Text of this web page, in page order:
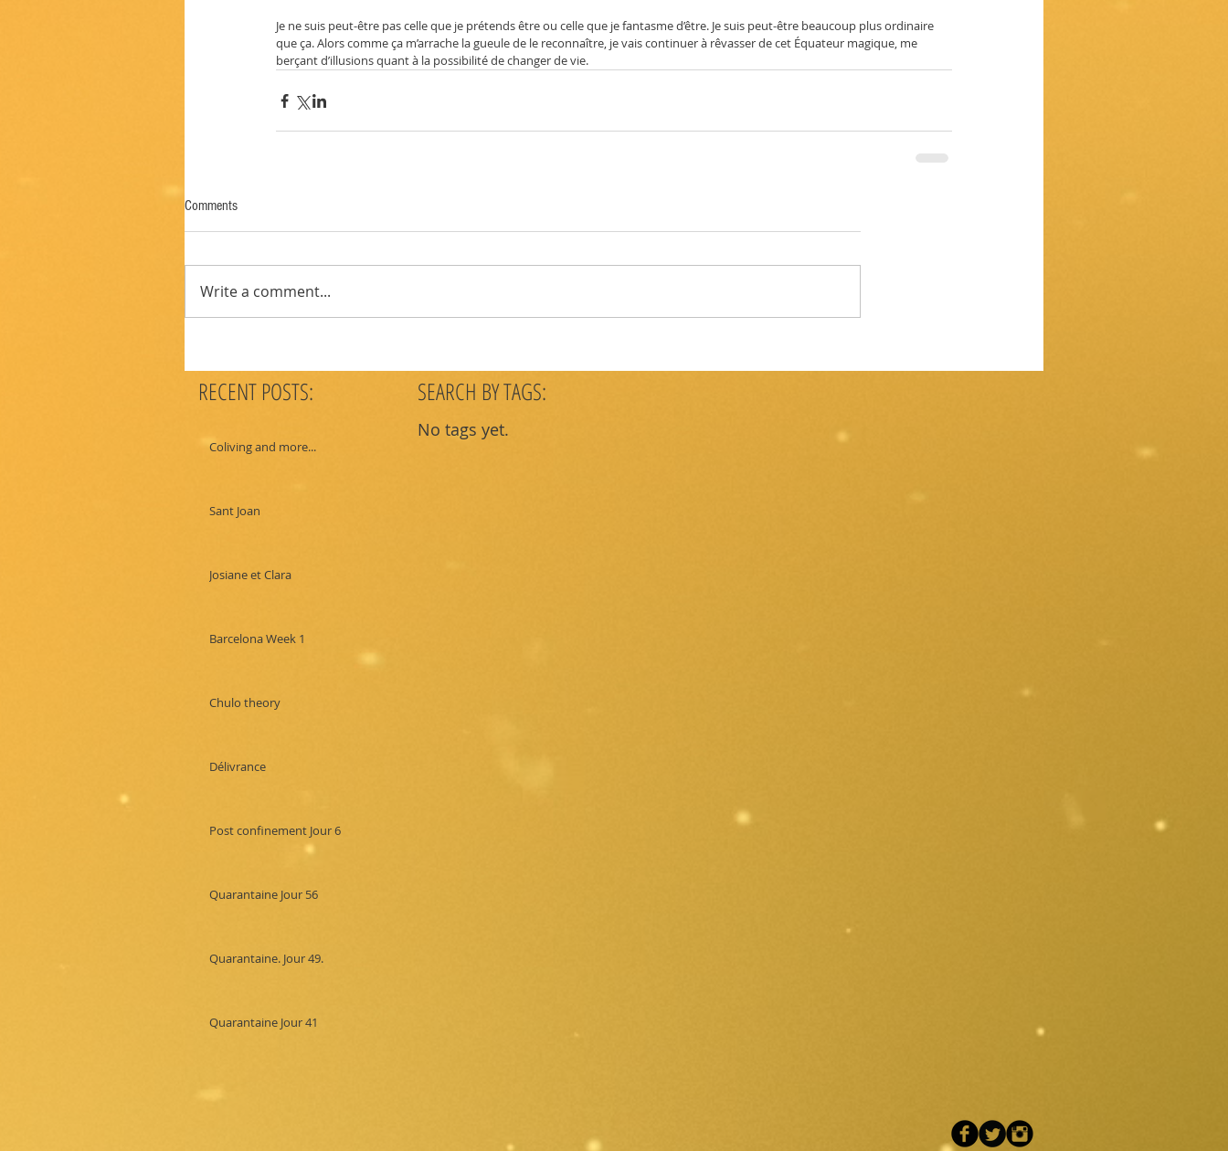
Je ne suis peut-être pas celle que je prétends être ou celle que je fantasme d’être. Je suis peut-être beaucoup plus ordinaire
que ça. Alors comme ça m’arrache la gueule de le reconnaître, je vais continuer à rêvasser de cet Équateur magique, me
berçant d’illusions quant à la possibilité de changer de vie.
Comments
Write a comment...
RECENT POSTS:
Coliving and more...
Sant Joan
Josiane et Clara
Barcelona Week 1
Chulo theory
Délivrance
Post confinement Jour 6
Quarantaine Jour 56
Quarantaine. Jour 49.
Quarantaine Jour 41
SEARCH BY TAGS:
No tags yet.